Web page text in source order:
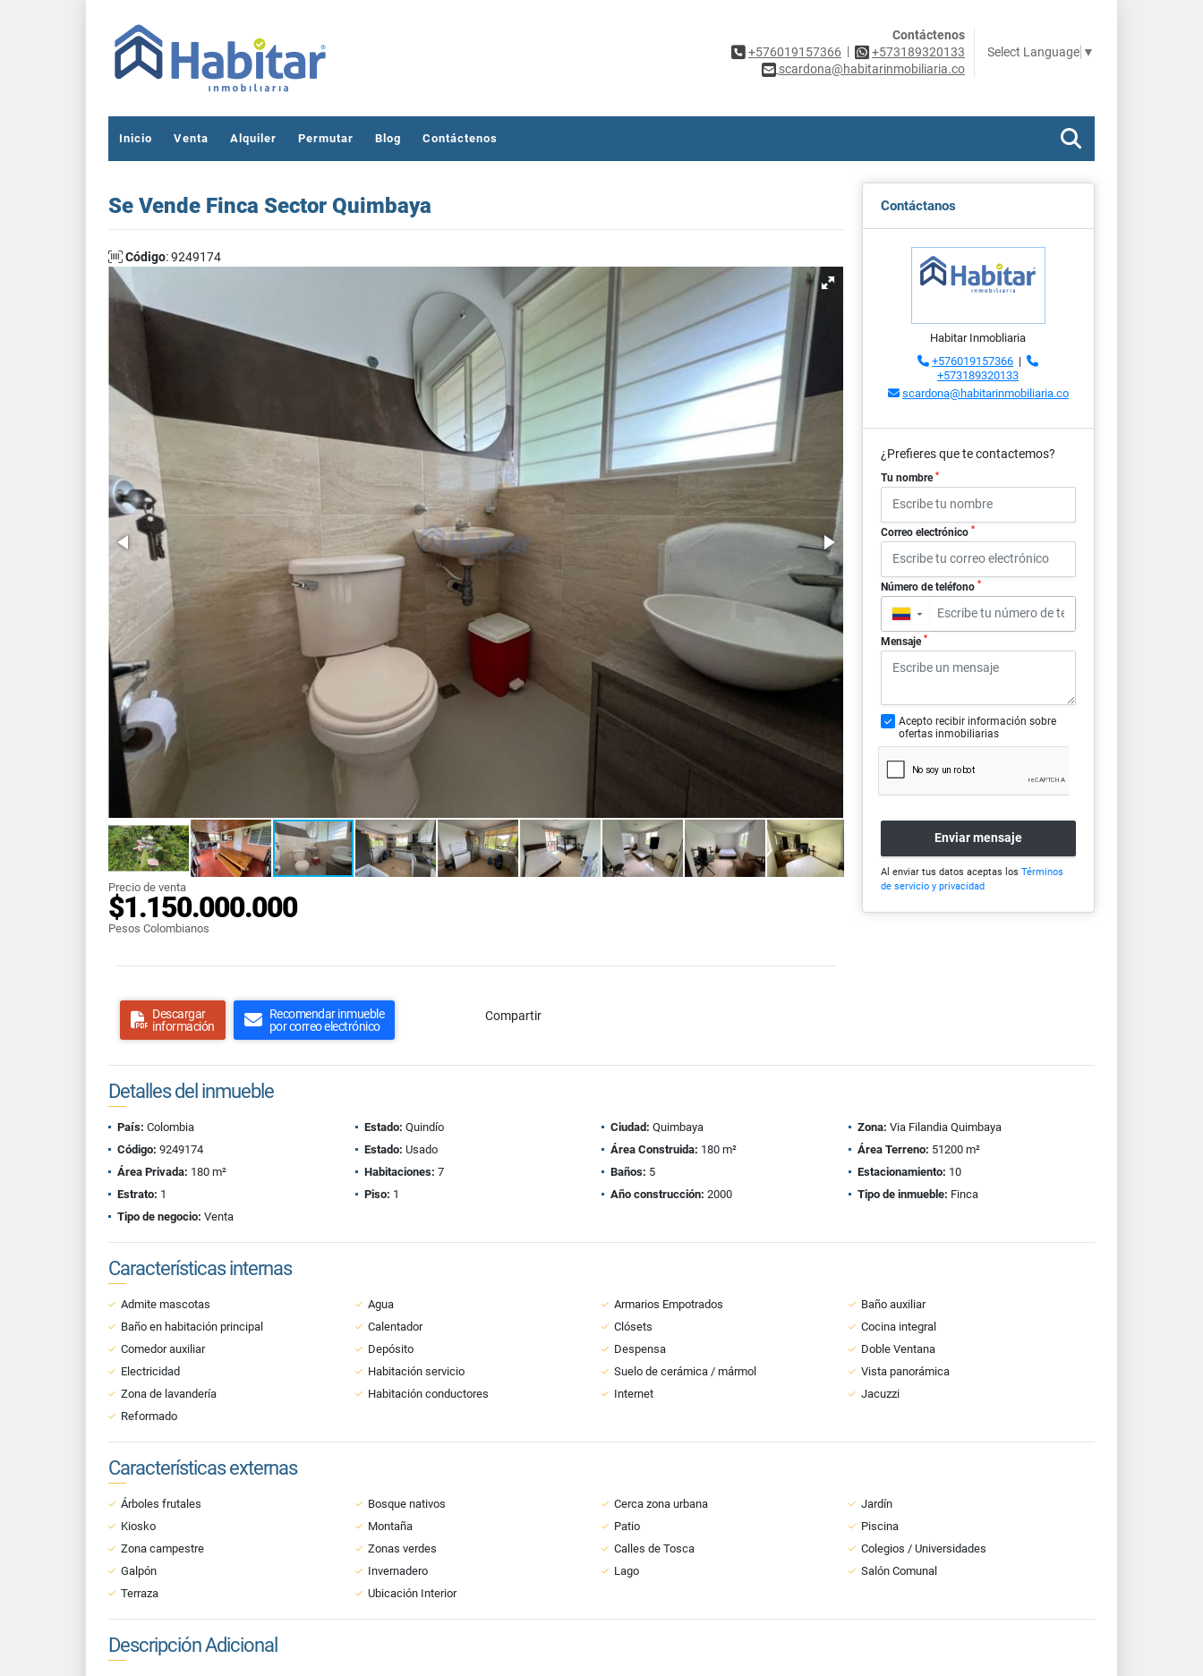
Contáctenos
+576019157366 |
+573189320133
scardona@habitarinmobiliaria.co
Select Language ▼
Inicio Venta Alquiler Permutar Blog Contáctenos
Se Vende Finca Sector Quimbaya
Código: 9249174
Precio de venta
$1.150.000.000
Pesos Colombianos
Descargar
información
Recomendar inmueble
por correo electrónico
Compartir
Contáctanos
Habitar Inmobliaria
+576019157366 |
+573189320133
scardona@habitarinmobiliaria.co
¿Prefieres que te contactemos?
Tu nombre *
Correo electrónico *
Número de teléfono *
▼
Mensaje *
Acepto recibir información sobre
ofertas inmobiliarias
Enviar mensaje
Al enviar tus datos aceptas los Términos
de servicio y privacidad
Detalles del inmueble
País: Colombia Estado: Quindío Ciudad: Quimbaya Zona: Via Filandia Quimbaya
Código: 9249174 Estado: Usado Área Construida: 180 m² Área Terreno: 51200 m²
Área Privada: 180 m² Habitaciones: 7 Baños: 5 Estacionamiento: 10
Estrato: 1 Piso: 1 Año construcción: 2000 Tipo de inmueble: Finca
Tipo de negocio: Venta
Características internas
Admite mascotas Agua Armarios Empotrados
Baño auxiliar
Baño en habitación principal
Calentador Clósets
Cocina integral
Comedor auxiliar
Depósito Despensa
Doble Ventana
Electricidad
Habitación servicio Suelo de cerámica / mármol
Vista panorámica
Zona de lavandería
Habitación conductores Internet
Jacuzzi
Reformado
Características externas
Árboles frutales Bosque nativos Cerca zona urbana
Jardín
Kiosko
Montaña Patio
Piscina
Zona campestre
Zonas verdes Calles de Tosca
Colegios / Universidades
Galpón
Invernadero Lago
Salón Comunal
Terraza
Ubicación Interior
Descripción Adicional